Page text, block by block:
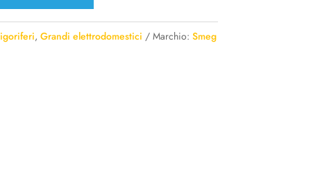
,Grandi elettrodomestici Marchio:Smeg